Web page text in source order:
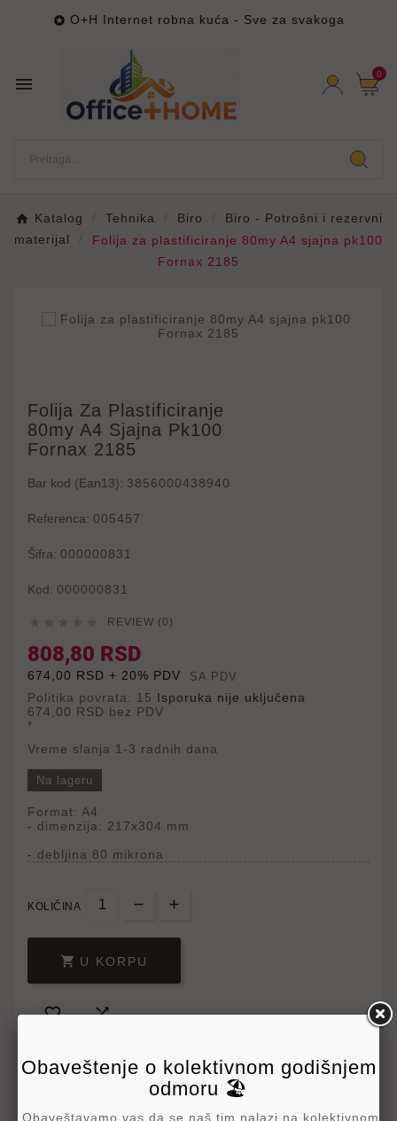
 O+H Internet robna kuća - Sve za svakoga
 0
Katalog Tehnika Biro
Biro - Potrošni i rezervni
materijal
Folija za plastificiranje 80my A4 sjajna pk100
Fornax 2185
Folija Za Plastificiranje
80my A4 Sjajna Pk100
Fornax 2185
Bar kod (Ean13): 3856000438940
Referenca: 005457
Šifra: 000000831
Kod: 000000831
REVIEW (0)
808,80 RSD
674,00 RSD + 20% PDV SA PDV
Politika povrata: 15 Isporuka nije uključena
674,00 RSD bez PDV
*
Vreme slanja 1-3 radnih dana
Na lageru
Format: A4
- dimenzija: 217x304 mm
- debljina 80 mikrona
KOLIČINA
 U KORPU
 
Obaveštenje o kolektivnom godišnjem
odmoru 🏖️
Obaveštavamo vas da se naš tim nalazi na kolektivnom